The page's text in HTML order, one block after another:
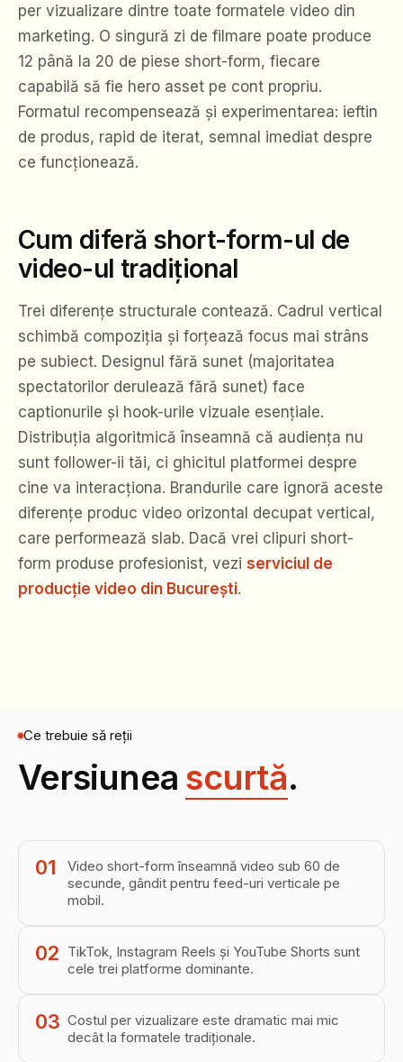
per vizualizare dintre toate formatele video din
marketing. O singură zi de filmare poate produce
12 până la 20 de piese short-form, fiecare
capabilă să fie hero asset pe cont propriu.
Formatul recompensează și experimentarea: ieftin
de produs, rapid de iterat, semnal imediat despre
ce funcționează.
Cum diferă short-form-ul de
video-ul tradițional
Trei diferențe structurale contează. Cadrul vertical
schimbă compoziția și forțează focus mai strâns
pe subiect. Designul fără sunet (majoritatea
spectatorilor derulează fără sunet) face
captionurile și hook-urile vizuale esențiale.
Distribuția algoritmică înseamnă că audiența nu
sunt follower-ii tăi, ci ghicitul platformei despre
cine va interacționa. Brandurile care ignoră aceste
diferențe produc video orizontal decupat vertical,
care performează slab. Dacă vrei clipuri short-
form produse profesionist, vezi serviciul de
producție video din București.
Ce trebuie să reții
Versiunea scurtă.
01
Video short-form înseamnă video sub 60 de
secunde, gândit pentru feed-uri verticale pe
mobil.
02 TikTok, Instagram Reels și YouTube Shorts sunt
cele trei platforme dominante.
03 Costul per vizualizare este dramatic mai mic
decât la formatele tradiționale.